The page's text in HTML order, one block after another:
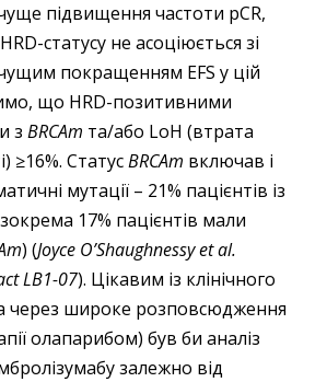
підвищення частоти pCR,
статусу не асоціюється зі
покращенням EFS у цій
що HRD-позитивними
з BRCAm та/або LoH (втрата
≥16%. СтатусBRCAm включав і
мутації – 21% пацієнтів із
17% пацієнтів мали
) (Joyce O’Shaughnessy et al.
LB1-07). Цікавим із клінічного
через широке розповсюдження
олапарибом) був би аналіз
залежно від